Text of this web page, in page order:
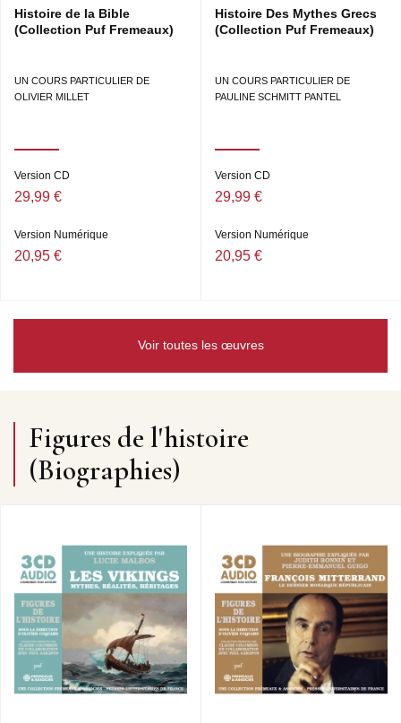
Histoire de la Bible
(Collection Puf Fremeaux)
UN COURS PARTICULIER DE
OLIVIER MILLET
Version CD
29,99 €
Version Numérique
20,95 €
Histoire Des Mythes Grecs
(Collection Puf Fremeaux)
UN COURS PARTICULIER DE
PAULINE SCHMITT PANTEL
Version CD
29,99 €
Version Numérique
20,95 €
Voir toutes les œuvres
Figures de l'histoire
(Biographies)